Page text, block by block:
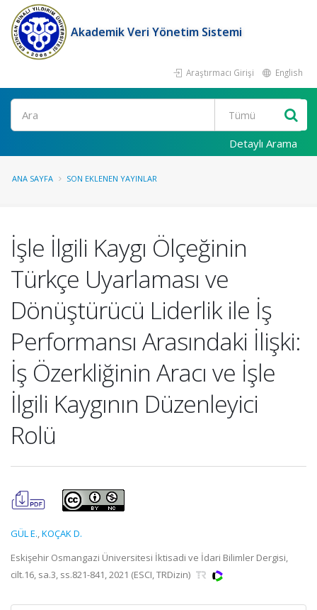
Akademik Veri Yönetim Sistemi
Araştırmacı Girişi English
Ara
Detaylı Arama
ANA SAYFA SON EKLENEN YAYINLAR
İşle İlgili Kaygı Ölçeğinin
Türkçe Uyarlaması ve
Dönüştürücü Liderlik ile İş
Performansı Arasındaki İlişki:
İş Özerkliğinin Aracı ve İşle
İlgili Kaygının Düzenleyici
Rolü
GÜL E.,KOÇAK D.
Eskişehir Osmangazi Üniversitesi İktisadi ve İdari Bilimler Dergisi,
cilt.16, sa.3, ss.821-841, 2021 (ESCI, TRDizin)